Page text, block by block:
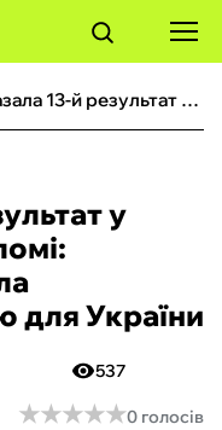
Ус показала 13-й результат у веслувальному слаломі: спортсменка здобула олімпійську ліцензію для України
у
для України
537
★★★★★
★★★★★0 голосів